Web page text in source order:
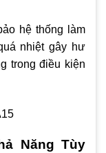
hệ thống làm
nhiệt gây hư
trong điều kiện
Năng Tùy